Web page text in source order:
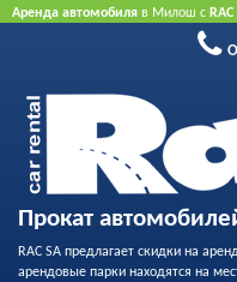
Аренда автомобиля в Милош с RAC
флот
принять преимущество нашего
Прокат
RAC SA предлагает скидки на
арендовые парки находятся на